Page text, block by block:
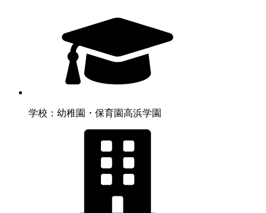
学校：幼稚園・保育園高浜学園